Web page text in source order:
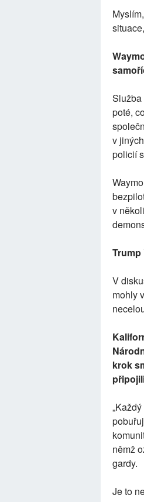
Služba
poté,
v
policií
v
Trump
V
mohly
krok
němž
gardy.
Je to